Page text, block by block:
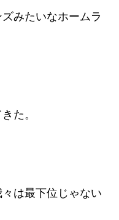
みたいなホームラ
た。
は最下位じゃない